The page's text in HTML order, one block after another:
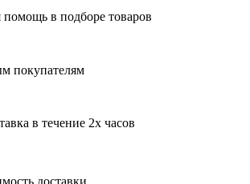
в подборе товаров
покупателям
в течение 2х часов
доставки